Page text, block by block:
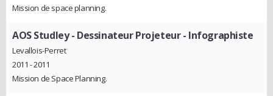
Mission de space planning.
AOS Studley- Dessinateur Projeteur - Infographiste
Levallois-Perret
2011 - 2011
Mission de Space Planning.